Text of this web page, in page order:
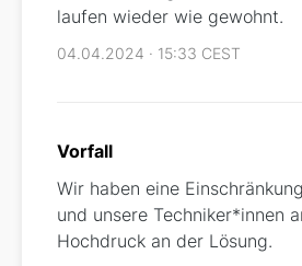
laufen wieder wie gewohnt.
04.04.2024 · 15:33 CEST
Vorfall
Wir haben eine
und unsere Techniker*innen
Hochdruck an der Lösung.